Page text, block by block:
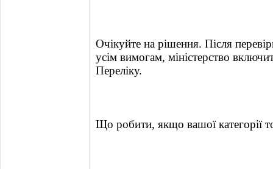
Очікуйте на рішення. Після
усім вимогам, міністерство
Переліку.
Що робити, якщо вашої категорії